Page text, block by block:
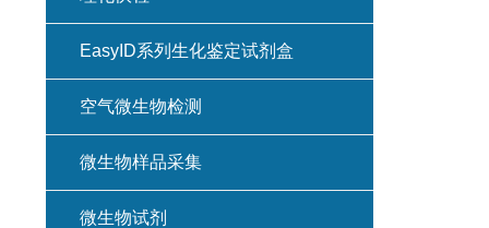
EasyID系列生化鉴定试剂盒
空气微生物检测
微生物样品采集
微生物试剂